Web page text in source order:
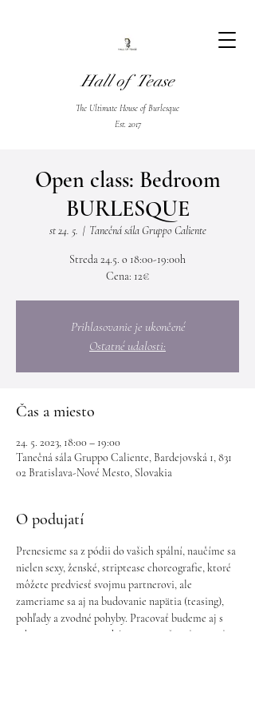
Hall of Tease
The Ultimate House of Burlesque
Est. 2017
Open class: Bedroom
BURLESQUE
st 24. 5.
  |
Tanečná sála Gruppo Caliente
Streda 24.5. o 18:00-19:00h
Cena: 12€
Prihlasovanie je ukončené
Ostatné udalosti:
Čas a miesto
24. 5. 2023, 18:00 – 19:00
Tanečná sála Gruppo Caliente, Bardejovská 1, 831
02 Bratislava-Nové Mesto, Slovakia
O podujatí
Prenesieme sa z pódii do vašich spální, naučíme sa
nielen sexy, ženské, striptease choreografie, ktoré
môžete predviesť svojmu partnerovi, ale
zameriame sa aj na budovanie napätia (teasing),
pohľady a zvodné pohyby. Pracovať budeme aj s
rekvizitami a nevynecháme ani možnosť zapojiť